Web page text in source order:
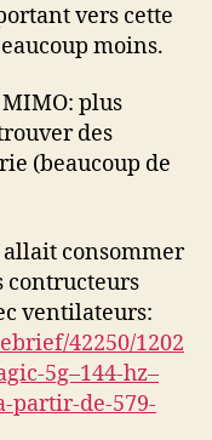
vers cette
moins.
MIMO: plus
des
(beaucoup de
allait consommer
contructeurs
ventilateurs:
42250/1202
5g–144-hz–
partir-de-579-